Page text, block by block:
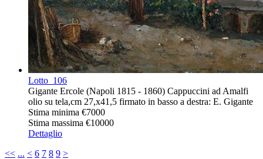
Lotto 106
Gigante Ercole (Napoli 1815 - 1860) Cappuccini ad Amalfi
olio su tela,cm 27,x41,5 firmato in basso a destra: E. Gigante
Stima minima €7000
Stima massima €10000
Dettaglio
<< ... < 6 7 8 9 >